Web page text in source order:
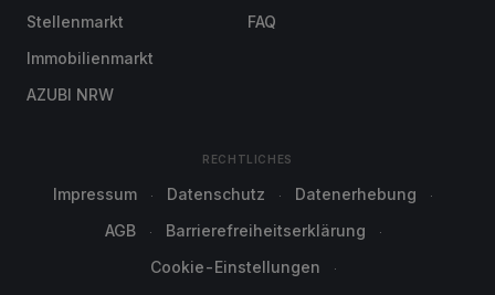
Stellenmarkt
Immobilienmarkt
AZUBI NRW
FAQ
RECHTLICHES
Impressum Datenschutz
Datenerhebung
AGB
Barrierefreiheitserklärung
Cookie-Einstellungen